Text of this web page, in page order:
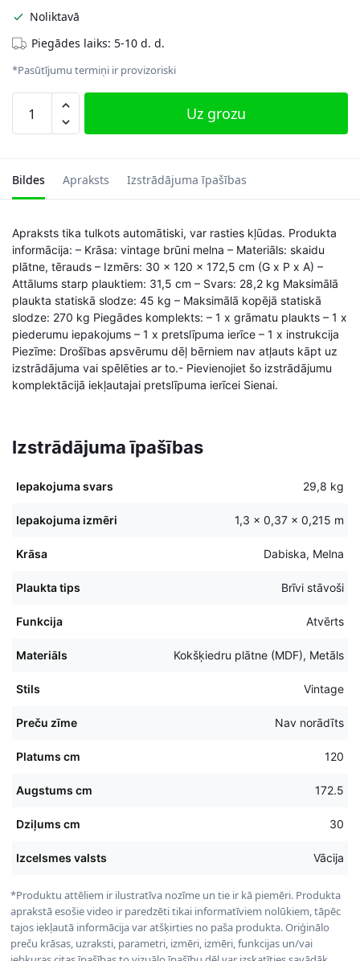
Noliktavā
Piegādes laiks: 5-10 d. d.
*Pasūtījumu termiņi ir provizoriski
plaukts,
Uz grozu
Bildes Apraksts Izstrādājuma īpašības
Apraksts tika tulkots automātiski, var rasties kļūdas. Produkta
informācija: – Krāsa: vintage brūni melna – Materiāls: skaidu
plātne, tērauds – Izmērs: 30 x 120 x 172,5 cm (G x P x A) –
Attālums starp plauktiem: 31,5 cm – Svars: 28,2 kg Maksimālā
plaukta statiskā slodze: 45 kg – Maksimālā kopējā statiskā
slodze: 270 kg Piegādes komplekts: – 1 x grāmatu plaukts – 1 x
piederumu iepakojums – 1 x pretslīpuma ierīce – 1 x instrukcija
Piezīme: Drošības apsvērumu dēļ bērniem nav atļauts kāpt uz
izstrādājuma vai spēlēties ar to.- Pievienojiet šo izstrādājumu
komplektācijā iekļautajai pretslīpuma ierīcei Sienai.
Izstrādājuma īpašības
Iepakojuma svars 29,8 kg
Iepakojuma izmēri 1,3 × 0,37 × 0,215 m
Krāsa Dabiska, Melna
Plaukta tips Brīvi stāvoši
Funkcija Atvērts
Materiāls Kokšķiedru plātne (MDF), Metāls
Stils Vintage
Preču zīme Nav norādīts
Platums cm 120
Augstums cm 172.5
Dziļums cm 30
Izcelsmes valsts Vācija
*Produktu attēliem ir ilustratīva nozīme un tie ir kā piemēri. Produkta
aprakstā esošie video ir paredzēti tikai informatīviem nolūkiem, tāpēc
tajos iekļautā informācija var atšķirties no paša produkta. Oriģinālo
preču krāsas, uzraksti, parametri, izmēri, izmēri, funkcijas un/vai